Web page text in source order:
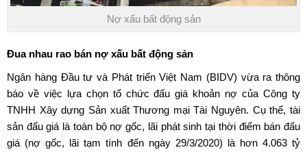
Nợ xấu bất động sản
Đua nhau rao bán nợ xấu bất động sản
Ngân hàng Đầu tư và Phát triển Việt Nam (BIDV) vừa ra thông
báo về việc lựa chọn tổ chức đấu giá khoản nợ của Công ty
TNHH Xây dựng Sản xuất Thương mại Tài Nguyên. Cụ thể, tài
sản đấu giá là toàn bộ nợ gốc, lãi phát sinh tại thời điểm bán đấu
giá (nợ gốc, lãi tạm tính đến ngày 29/3/2020) là hơn 4.063 tỷ